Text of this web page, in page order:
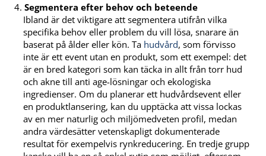
Segmentera efter behov och beteende
Ibland är det viktigare att segmentera utifrån vilka
specifika behov eller problem du vill lösa, snarare än
baserat på ålder eller kön. Ta hudvård, som förvisso
inte är ett event utan en produkt, som ett exempel: det
är en bred kategori som kan täcka in allt från torr hud
och akne till anti age-lösningar och ekologiska
ingredienser. Om du planerar ett hudvårdsevent eller
en produktlansering, kan du upptäcka att vissa lockas
av en mer naturlig och miljömedveten profil, medan
andra värdesätter vetenskapligt dokumenterade
resultat för exempelvis rynkreducering. En tredje grupp